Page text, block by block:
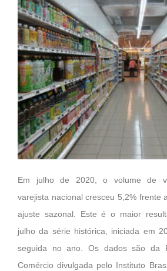
Em julho de 2020, o volume de
varejista nacional cresceu 5,2% frente
ajuste sazonal. Este é o maior
julho da série histórica, iniciada em
seguida no ano. Os dados são da
Comércio divulgada pelo Instituto